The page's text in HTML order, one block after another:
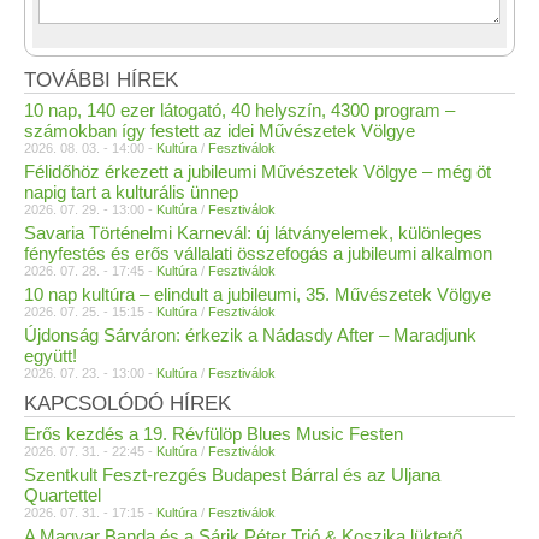
TOVÁBBI HÍREK
10 nap, 140 ezer látogató, 40 helyszín, 4300 program –
számokban így festett az idei Művészetek Völgye
2026. 08. 03. - 14:00 - Kultúra / Fesztiválok
Félidőhöz érkezett a jubileumi Művészetek Völgye – még öt
napig tart a kulturális ünnep
2026. 07. 29. - 13:00 - Kultúra / Fesztiválok
Savaria Történelmi Karnevál: új látványelemek, különleges
fényfestés és erős vállalati összefogás a jubileumi alkalmon
2026. 07. 28. - 17:45 - Kultúra / Fesztiválok
10 nap kultúra – elindult a jubileumi, 35. Művészetek Völgye
2026. 07. 25. - 15:15 - Kultúra / Fesztiválok
Újdonság Sárváron: érkezik a Nádasdy After – Maradjunk
együtt!
2026. 07. 23. - 13:00 - Kultúra / Fesztiválok
KAPCSOLÓDÓ HÍREK
Erős kezdés a 19. Révfülöp Blues Music Festen
2026. 07. 31. - 22:45 - Kultúra / Fesztiválok
Szentkult Feszt-rezgés Budapest Bárral és az Uljana
Quartettel
2026. 07. 31. - 17:15 - Kultúra / Fesztiválok